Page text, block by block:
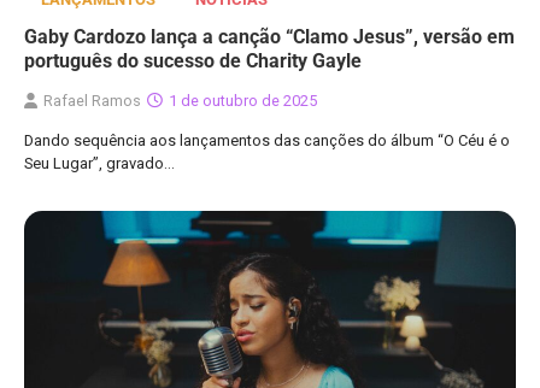
Gaby Cardozo lança a canção “Clamo Jesus”, versão em
português do sucesso de Charity Gayle
Rafael Ramos 1 de outubro de 2025
Dando sequência aos lançamentos das canções do álbum “O Céu é o
Seu Lugar”, gravado…